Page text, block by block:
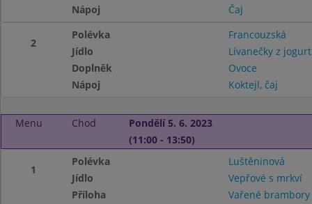
Nápoj
Čaj
2
Polévka
Francouzská
Jídlo
Lívanečky z
Doplněk
Ovoce
Nápoj
Koktejl, čaj
Menu Chod
Pondělí 5. 6. 2023
(11:00 - 13:50)
1
Polévka
Luštěninová
Jídlo
Vepřové s mrkví
Příloha
Vařené brambory